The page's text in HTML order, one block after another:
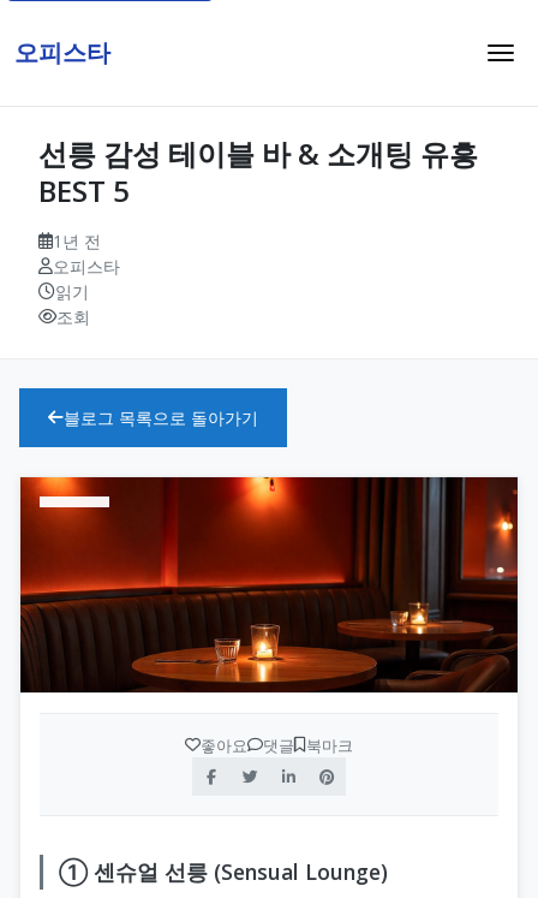
오피스타
선릉 감성 테이블 바 & 소개팅 유흥
BEST 5
1년 전
오피스타
읽기
조회
블로그 목록으로 돌아가기
좋아요 댓글 북마크
① 센슈얼 선릉 (Sensual Lounge)